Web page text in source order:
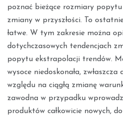
poznać bieżące rozmiary
zmiany w przyszłości. To
łatwe. W tym zakresie można
dotychczasowych tendencjach
popytu ekstrapolacji trendów.
wysoce niedoskonała, zwłaszcza
względu na ciągłą zmianę
za­wodna w przypadku
produktów całkowicie nowych,